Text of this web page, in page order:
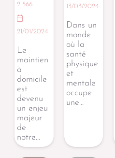
2 566
21/01/2024
Le
maintien
à
domicile
est
devenu
un enjeu
majeur
de
notre…
13/03/2024
Dans un
monde
où la
santé
physique
et
mentale
occupe
une…